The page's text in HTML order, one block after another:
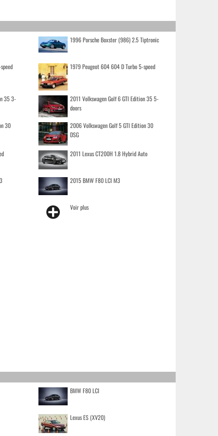
1996 Porsche Boxster (986) 2.5 Tiptronic
1979 Peugeot 604 604 D Turbo 5-speed
35 3-
2011 Volkswagen Golf 6 GTI Edition 35 5-
doors
30
2006 Volkswagen Golf 5 GTI Edition 30
DSG
2011 Lexus CT200H 1.8 Hybrid Auto
2015 BMW F80 LCI M3
Voir plus
BMW F80 LCI
Lexus ES (XV20)